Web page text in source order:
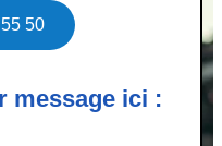
50
message ici :